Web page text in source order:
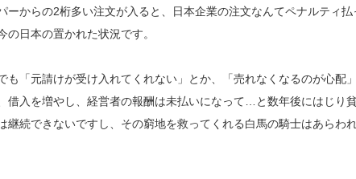
からの2桁多い注文が入ると、日本企業の注文なんてペナルティ払
日本の置かれた状況です。
「元請けが受け入れてくれない」とか、「売れなくなるのが心配
借入を増やし、経営者の報酬は未払いになって…と数年後にはじり
続できないですし、その窮地を救ってくれる白馬の騎士はあらわ